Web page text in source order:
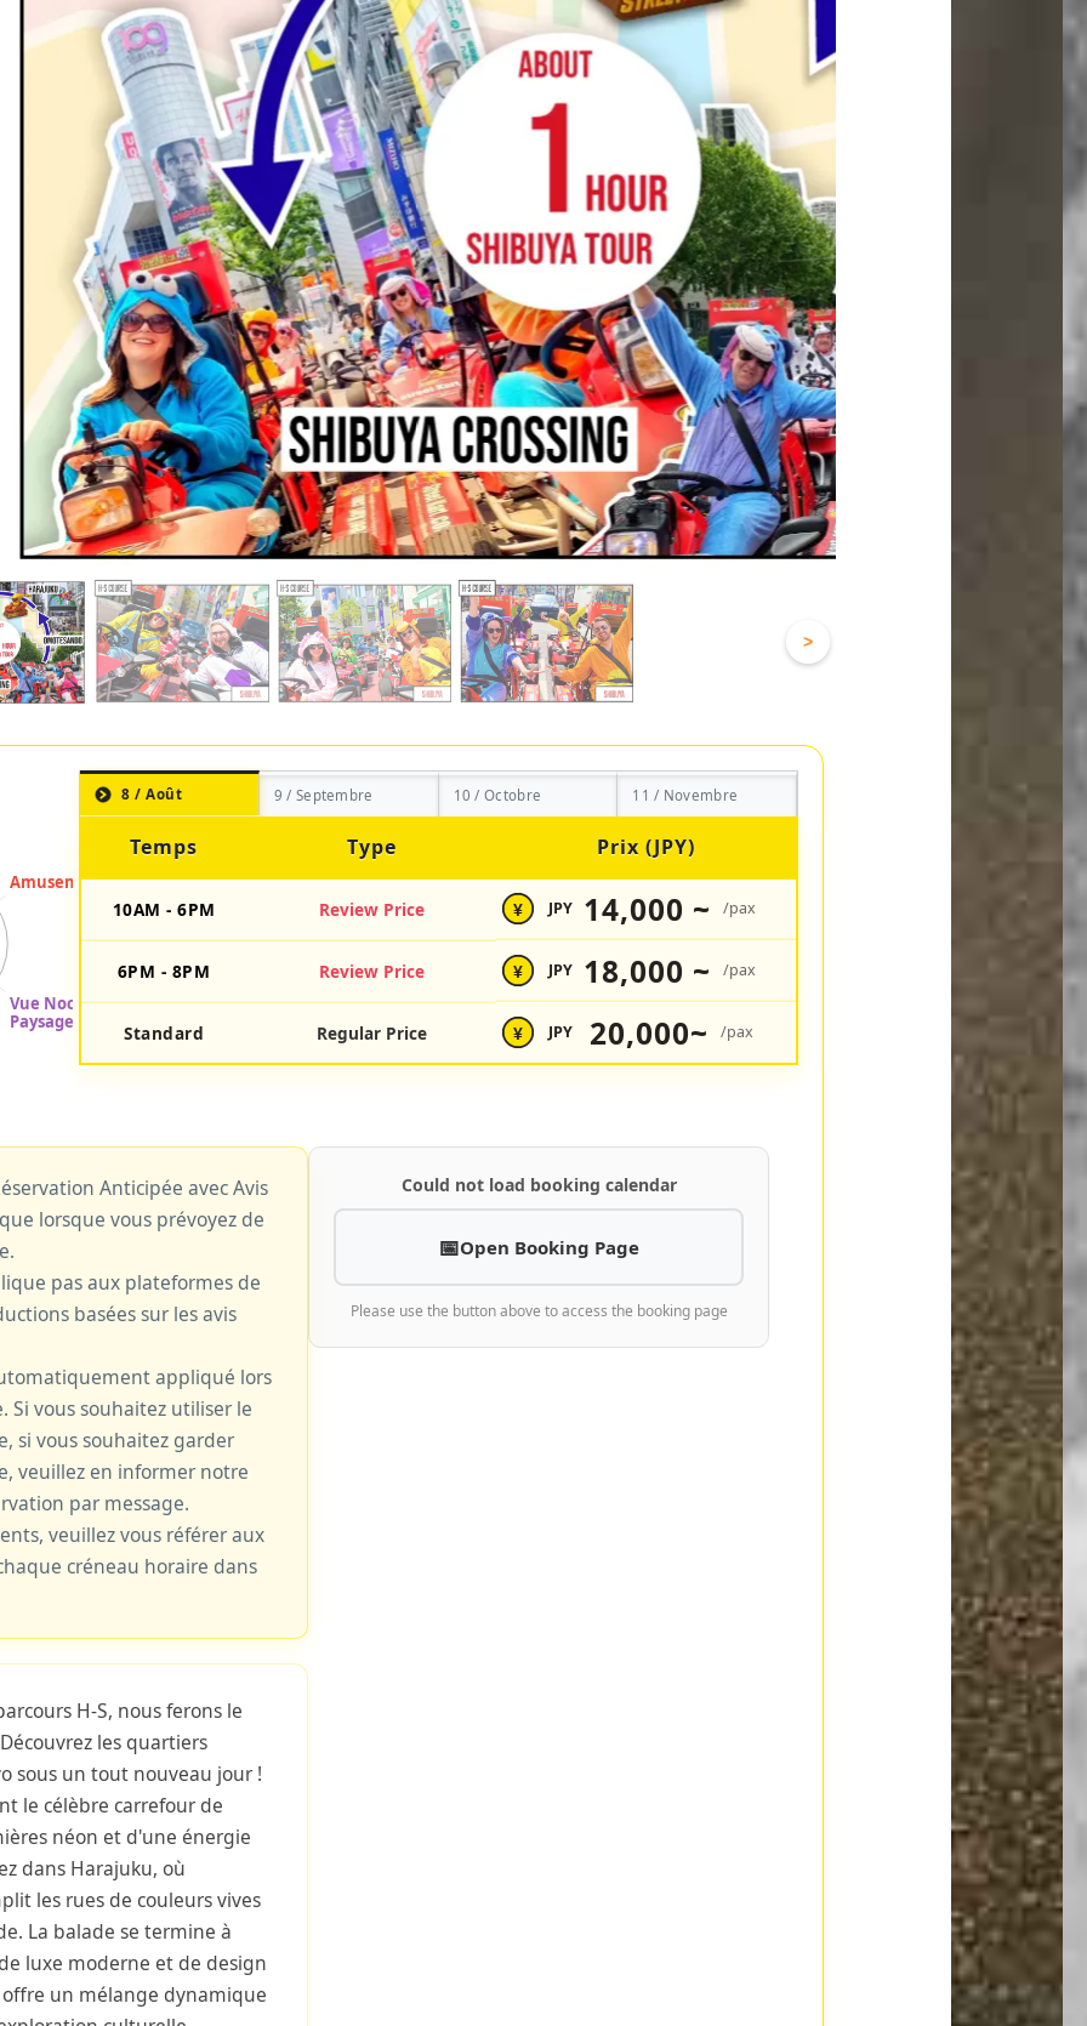
>
8 / Août 9 / Septembre 10 / Octobre 11 / Novembre
Temps Type Prix (JPY)
10AM - 6PM Review Price ¥ JPY 14,000 ~ /pax
6PM - 8PM Review Price ¥ JPY 18,000 ~ /pax
Standard Regular Price ¥ JPY 20,000~ /pax
Anticipée avec Avis
lorsque vous prévoyez de
pas aux plateformes de
basées sur les avis
appliqué lors
Si vous souhaitez utiliser le
si vous souhaitez garder
veuillez en informer notre
par message.
veuillez vous référer aux
créneau horaire dans
H-S, nous ferons le
les quartiers
sous un tout nouveau jour !
le célèbre carrefour de
néon et d'une énergie
dans Harajuku, où
les rues de couleurs vives
La balade se termine à
luxe moderne et de design
un mélange dynamique
Could not load booking calendar
Open Booking Page
Please use the button above to access the booking page